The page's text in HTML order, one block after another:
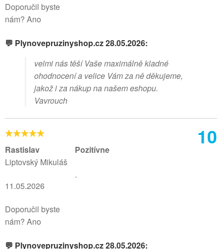
Doporučil byste
nám? Ano
💬 Plynovepruzinyshop.cz 28.05.2026:
velmi nás těší Vaše maximálně kladné
ohodnocení a velice Vám za ně děkujeme,
jakož i za nákup na našem eshopu.
Vavrouch
10
Rastislav
Liptovský Mikuláš
11.05.2026
Doporučil byste
nám? Ano
Pozitívne
.
💬 Plynovepruzinyshop.cz 28.05.2026: